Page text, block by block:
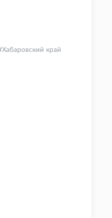
Хабаровский край